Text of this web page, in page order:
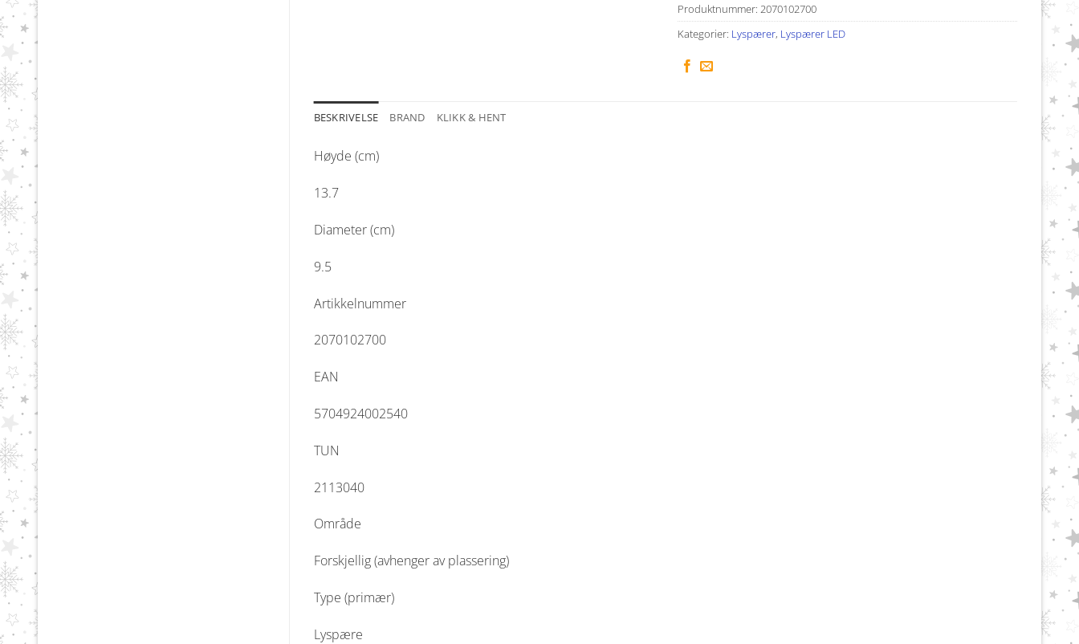
Produktnummer: 2070102700
Kategorier: Lyspærer, Lyspærer LED
BESKRIVELSE BRAND KLIKK & HENT
Høyde (cm)
13.7
Diameter (cm)
9.5
Artikkelnummer
2070102700
EAN
5704924002540
TUN
2113040
Område
Forskjellig (avhenger av plassering)
Type (primær)
Lyspære